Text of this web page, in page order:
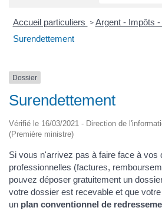
Accueil particuliers > Argent - Impôts
Surendettement
Dossier
Surendettement
Vérifié le 16/03/2021 - Direction de
(Première ministre)
Si vous n'arrivez pas à faire face à vos
professionnelles (factures,
pouvez déposer gratuitement un
votre dossier est recevable et que
un plan conventionnel de